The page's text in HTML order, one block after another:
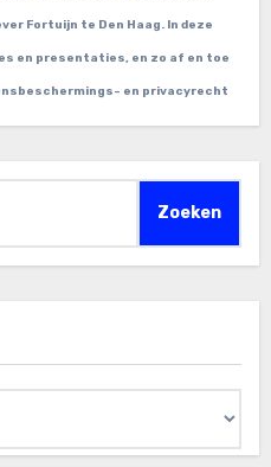
Fortuijn te Den Haag. In deze
en presentaties, en zo af en toe
en privacyrecht